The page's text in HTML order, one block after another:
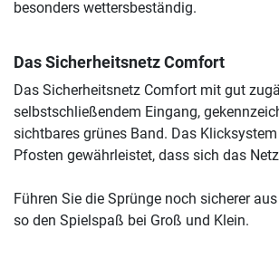
besonders wettersbeständig.
Das Sicherheitsnetz Comfort
Das Sicherheitsnetz Comfort mit gut
selbstschließendem Eingang,
sichtbares grünes Band. Das
Pfosten gewährleistet, dass sich das
Führen Sie die Sprünge noch sicherer
so den Spielspaß bei Groß und Klein.